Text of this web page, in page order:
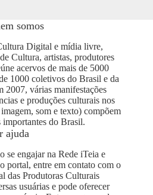
somos
Digital e mídia livre,
Cultura, artistas, produtores
acervos de mais de 5000
1000 coletivos do Brasil e da
várias manifestações
e produções culturais nos
som e texto) compõem
importantes do Brasil.
ajuda
se engajar na Rede iTeia e
portal, entre em contato com o
das Produtoras Culturais
usuárias e pode oferecer